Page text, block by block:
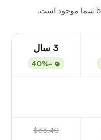
3 سال
-40%
$33.40